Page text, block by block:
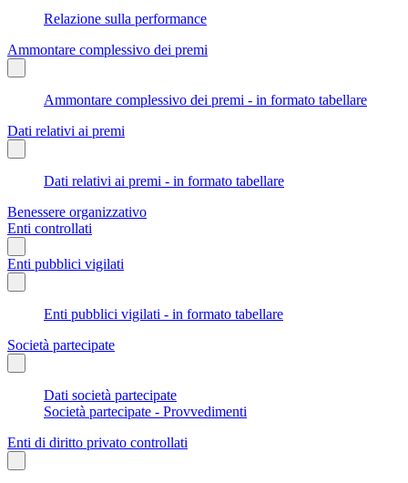
Relazione sulla performance
Ammontare complessivo dei premi
Ammontare complessivo dei premi - in formato tabellare
Dati relativi ai premi
Dati relativi ai premi - in formato tabellare
Benessere organizzativo
Enti controllati
Enti pubblici vigilati
Enti pubblici vigilati - in formato tabellare
Società partecipate
Dati società partecipate
Società partecipate - Provvedimenti
Enti di diritto privato controllati